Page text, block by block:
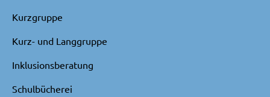
Kurzgruppe
Kurz- und Langgruppe
Inklusionsberatung
Schulbücherei